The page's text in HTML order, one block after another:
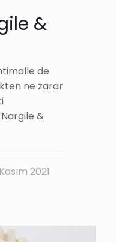
&
de
ne zarar
&
2021